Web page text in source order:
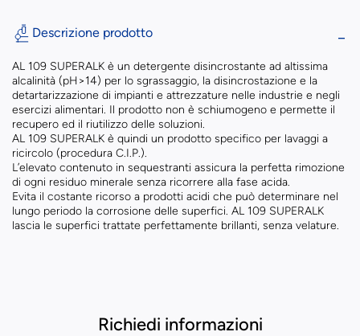
Descrizione prodotto
AL 109 SUPERALK è un detergente disincrostante ad altissima
alcalinità (pH>14) per lo sgrassaggio, la disincrostazione e la
detartarizzazione di impianti e attrezzature nelle industrie e negli
esercizi alimentari. Il prodotto non è schiumogeno e permette il
recupero ed il riutilizzo delle soluzioni.
AL 109 SUPERALK è quindi un prodotto specifico per lavaggi a
ricircolo (procedura C.I.P.).
L’elevato contenuto in sequestranti assicura la perfetta rimozione
di ogni residuo minerale senza ricorrere alla fase acida.
Evita il costante ricorso a prodotti acidi che può determinare nel
lungo periodo la corrosione delle superfici. AL 109 SUPERALK
lascia le superfici trattate perfettamente brillanti, senza velature.
Richiedi informazioni